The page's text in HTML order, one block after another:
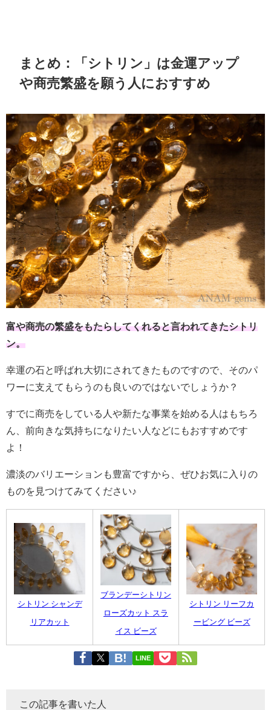
まとめ：「シトリン」は金運アップ
や商売繁盛を願う人におすすめ
富や商売の繁盛をもたらしてくれると言われてきたシトリ
ン。
幸運の石と呼ばれ大切にされてきたものですので、そのパ
ワーに支えてもらうのも良いのではないでしょうか？
すでに商売をしている人や新たな事業を始める人はもちろ
ん、前向きな気持ちになりたい人などにもおすすめです
よ！
濃淡のバリエーションも豊富ですから、ぜひお気に入りの
ものを見つけてみてください♪
シトリン シャンデ
リアカット
ブランデーシトリン
ローズカット スラ
イス ビーズ
シトリン リーフカ
ービング ビーズ
LINE
この記事を書いた人